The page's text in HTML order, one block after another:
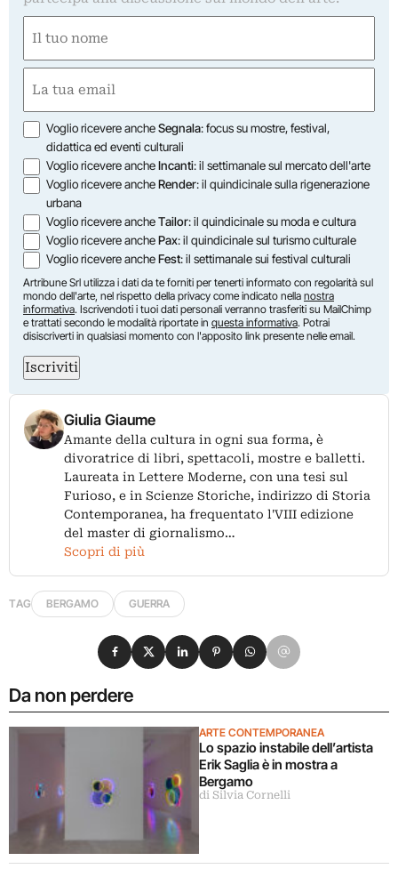
(Required)
First
(Required)
Opzioni
Voglio ricevere ancheSegnala: focus su mostre, festival,
didattica ed eventi culturali
Voglio ricevere ancheIncanti: il settimanale sul mercato dell'arte
Voglio ricevere ancheRender: il quindicinale sulla rigenerazione
urbana
Voglio ricevere ancheTailor: il quindicinale su moda e cultura
Voglio ricevere anchePax: il quindicinale sul turismo culturale
Voglio ricevere ancheFest: il settimanale sui festival culturali
Artribune Srl utilizza i dati da te forniti per tenerti informato con regolarità sul
mondo dell'arte, nel rispetto della privacy come indicato nella nostra
informativa. Iscrivendoti i tuoi dati personali verranno trasferiti su MailChimp
e trattati secondo le modalità riportate in questa informativa. Potrai
disiscriverti in qualsiasi momento con l'apposito link presente nelle email.
Iscriviti
Giulia Giaume
Amante della cultura in ogni sua forma, è
divoratrice di libri, spettacoli, mostre e balletti.
Laureata in Lettere Moderne, con una tesi sul
Furioso, e in Scienze Storiche, indirizzo di Storia
Contemporanea, ha frequentato l'VIII edizione
del master di giornalismo…
Scopri di più
TAG BERGAMO GUERRA
Da non perdere
ARTE CONTEMPORANEA
Lo spazio instabile dell’artista
Erik Saglia è in mostra a
Bergamo
di Silvia Cornelli
Condividi su Facebook
Condividi su X
Condividi su LinkedIn
Condividi su Pinterest
Condividi su WhatsApp
Condividi su Email